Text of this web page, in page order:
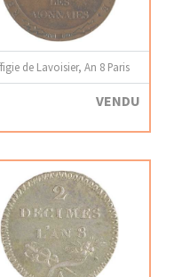
de Lavoisier, An 8 Paris
VENDU